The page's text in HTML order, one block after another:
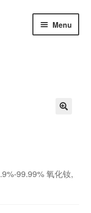
Menu
99.99% 氧化钕,